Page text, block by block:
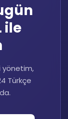
ile
yönetim,
Türkçe